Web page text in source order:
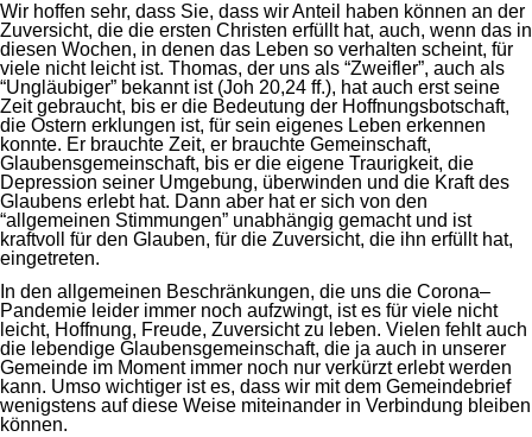
Wir hoffen sehr, dass Sie, dass wir Anteil haben können an der
Zuversicht, die die ersten Christen erfüllt hat, auch, wenn das in
diesen Wochen, in denen das Leben so verhalten scheint, für
viele nicht leicht ist. Thomas, der uns als “Zweifler”, auch als
“Ungläubiger” bekannt ist (Joh 20,24 ff.), hat auch erst seine
Zeit gebraucht, bis er die Bedeutung der Hoffnungsbotschaft,
die Ostern erklungen ist, für sein eigenes Leben erkennen
konnte. Er brauchte Zeit, er brauchte Gemeinschaft,
Glaubensgemeinschaft, bis er die eigene Traurigkeit, die
Depression seiner Umgebung, überwinden und die Kraft des
Glaubens erlebt hat. Dann aber hat er sich von den
“allgemeinen Stimmungen” unabhängig gemacht und ist
kraftvoll für den Glauben, für die Zuversicht, die ihn erfüllt hat,
eingetreten.
In den allgemeinen Beschränkungen, die uns die Corona–
Pandemie leider immer noch aufzwingt, ist es für viele nicht
leicht, Hoffnung, Freude, Zuversicht zu leben. Vielen fehlt auch
die lebendige Glaubensgemeinschaft, die ja auch in unserer
Gemeinde im Moment immer noch nur verkürzt erlebt werden
kann. Umso wichtiger ist es, dass wir mit dem Gemeindebrief
wenigstens auf diese Weise miteinander in Verbindung bleiben
können.